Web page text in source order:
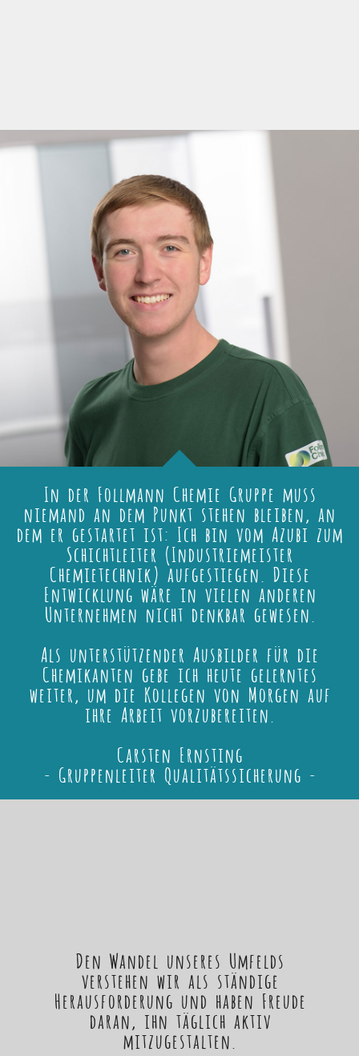
In der Follmann Chemie Gruppe muss
niemand an dem Punkt stehen bleiben, an
dem er gestartet ist: Ich bin vom Azubi zum
Schichtleiter (Industriemeister
Chemietechnik) aufgestiegen. Diese
Entwicklung wäre in vielen anderen
Unternehmen nicht denkbar gewesen.
Als unterstützender Ausbilder für die
Chemikanten gebe ich heute gelerntes
weiter, um die Kollegen von Morgen auf
ihre Arbeit vorzubereiten.
Carsten Ernsting
- Gruppenleiter Qualitätssicherung -
Den Wandel unseres Umfelds
verstehen wir als ständige
Herausforderung und haben Freude
daran, ihn täglich aktiv
mitzugestalten.